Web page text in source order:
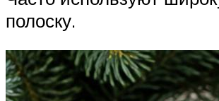
полоску.